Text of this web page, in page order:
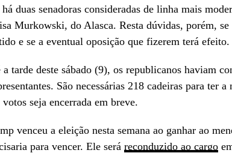
duas senadoras consideradas de linha mais
Murkowski, do Alasca. Resta dúvidas, porém,
e se a eventual oposição que fizerem terá efeito.
tarde deste sábado (9), os republicanos haviam
São necessárias 218 cadeiras para ter
votos seja encerrada em breve.
venceu a eleição nesta semana ao ganhar ao
para vencer. Ele será reconduzido ao cargo